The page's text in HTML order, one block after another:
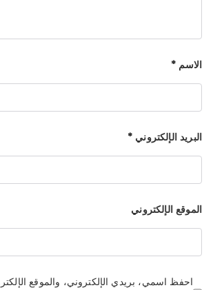
الاسم *
البريد الإلكتروني *
الموقع الإلكتروني
احفظ اسمي، بريدي الإلكتروني، والموقع